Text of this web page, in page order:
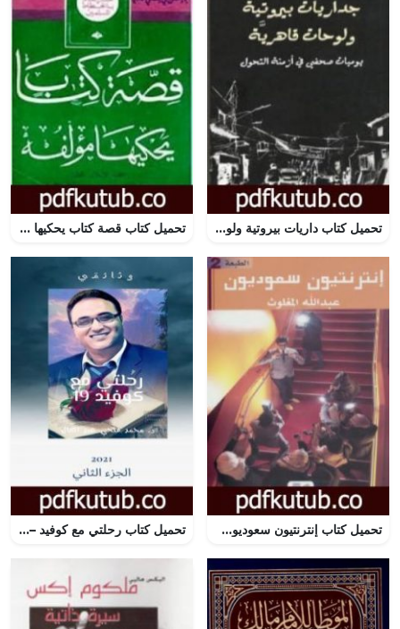
تحميل كتاب داريات بيروتية ولوحات قاهرية PDF تأليف نواف القديمي مجانا [كامل] تحميل كتاب قصة كتاب يحكيها مؤلفه PDF تأليف أبو الحسن الندوي مجانا [كامل]
تحميل كتاب إنترنتيون سعوديون PDF تأليف عبد الله المغلوث مجانا [كامل] تحميل كتاب رحلتي مع كوفيد – الجزء الثاني PDF تأليف د.محمد فتحي عبد العال مجانا [كامل]